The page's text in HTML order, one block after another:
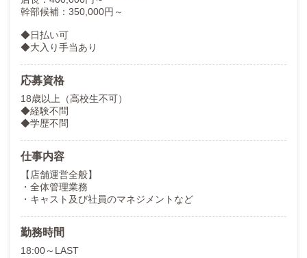
幹部候補：350,000円～
◆日払い可
◆大入り手当あり
応募資格
18歳以上（高校生不可）
◆経験不問
◆学歴不問
仕事内容
【店舗運営全般】
・全体管理業務
・キャスト及び社員のマネジメントなど
勤務時間
18:00～LAST